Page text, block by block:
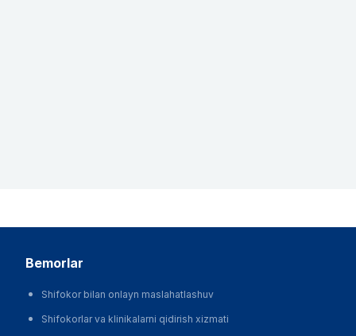
bemorlar
Shifokor bilan onlayn maslahatlashuv
Shifokorlar va klinikalarni qidirish xizmati